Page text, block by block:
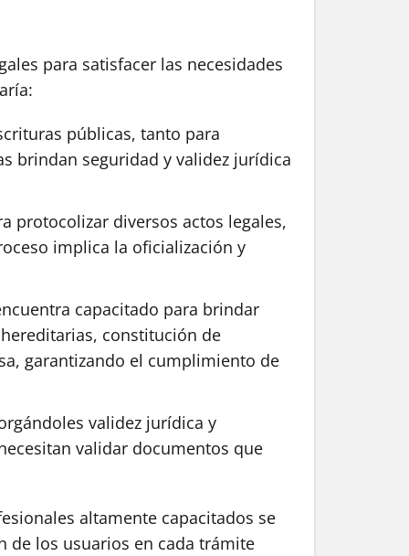
para satisfacer las necesidades
públicas, tanto para
brindan seguridad y validez jurídica
protocolizar diversos actos legales,
implica la oficialización y
capacitado para brindar
constitución de
garantizando el cumplimiento de
validez jurídica y
validar documentos que
altamente capacitados se
de los usuarios en cada trámite